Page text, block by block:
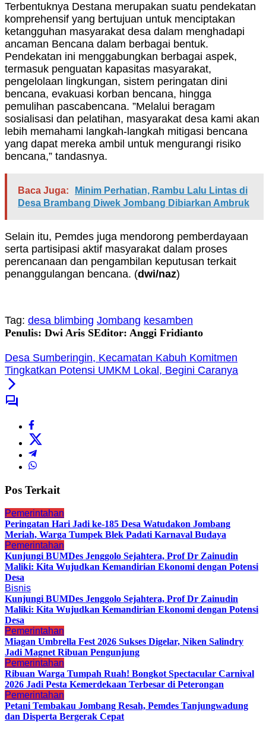
Terbentuknya Destana merupakan suatu pendekatan
komprehensif yang bertujuan untuk menciptakan
ketangguhan masyarakat desa dalam menghadapi
ancaman Bencana dalam berbagai bentuk.
Pendekatan ini menggabungkan berbagai aspek,
termasuk penguatan kapasitas masyarakat,
pengelolaan lingkungan, sistem peringatan dini
bencana, evakuasi korban bencana, hingga
pemulihan pascabencana. ”Melalui beragam
sosialisasi dan pelatihan, masyarakat desa kami akan
lebih memahami langkah-langkah mitigasi bencana
yang dapat mereka ambil untuk mengurangi risiko
bencana,” tandasnya.
Baca Juga:
Minim Perhatian, Rambu Lalu Lintas di
Desa Brambang Diwek Jombang Dibiarkan Ambruk
Selain itu, Pemdes juga mendorong pemberdayaan
serta partisipasi aktif masyarakat dalam proses
perencanaan dan pengambilan keputusan terkait
penanggulangan bencana. (dwi/naz)
Tag: desa blimbing Jombang kesamben
Penulis: Dwi Aris SEditor: Anggi Fridianto
Desa Sumberingin, Kecamatan Kabuh Komitmen
Tingkatkan Potensi UMKM Lokal, Begini Caranya
Pos Terkait
Pemerintahan
Peringatan Hari Jadi ke-185 Desa Watudakon Jombang
Meriah, Warga Tumpek Blek Padati Karnaval Budaya
Pemerintahan
Kunjungi BUMDes Jenggolo Sejahtera, Prof Dr Zainudin
Maliki: Kita Wujudkan Kemandirian Ekonomi dengan Potensi
Desa
Bisnis
Kunjungi BUMDes Jenggolo Sejahtera, Prof Dr Zainudin
Maliki: Kita Wujudkan Kemandirian Ekonomi dengan Potensi
Desa
Pemerintahan
Miagan Umbrella Fest 2026 Sukses Digelar, Niken Salindry
Jadi Magnet Ribuan Pengunjung
Pemerintahan
Ribuan Warga Tumpah Ruah! Bongkot Spectacular Carnival
2026 Jadi Pesta Kemerdekaan Terbesar di Peterongan
Pemerintahan
Petani Tembakau Jombang Resah, Pemdes Tanjungwadung
dan Disperta Bergerak Cepat